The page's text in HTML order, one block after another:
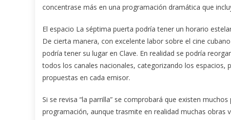
concentrase más en una programación dramática que
El espacio La séptima puerta podría tener un horario
De cierta manera, con excelente labor sobre el cine
podría tener su lugar en Clave. En realidad se podría
todos los canales nacionales, categorizando los
propuestas en cada emisor.
Si se revisa “la parrilla” se comprobará que existen
programación, aunque trasmite en realidad muchas obras